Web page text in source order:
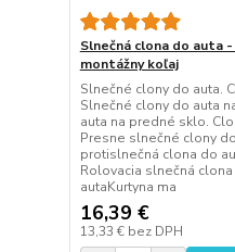
Slnečná clona do auta
montážny koľaj
Slnečné clony do auta.
Slnečné clony do auta
auta na predné sklo.
Presne slnečné clony
protislnečná clona do
Rolovacia slnečná
autaKurtyna ma
16,39 €
13,33 € bez DPH